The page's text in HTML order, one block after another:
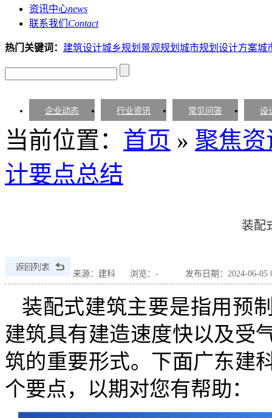
资讯中心news
联系我们 Contact
热门关键词： 建筑设计城乡规划 景观规划 城市规划设计方案城
企业动态 行业资讯 常见问答 设
当前位置： 首页 » 聚焦资
计要点总结
装配
来源：建科 浏览： - 发布日期：2024-06-05
装配式建筑主要是指用预
建筑具有建造速度快以及受
筑的重要形式。下面广东建
个要点，以期对您有帮助：